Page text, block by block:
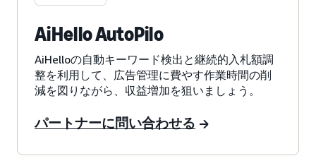
AiHello AutoPilo
AiHelloの自動キーワード検出と継続的入札額調
整を利用して、広告管理に費やす作業時間の削
減を図りながら、収益増加を狙いましょう。
パートナーに問い合わせる